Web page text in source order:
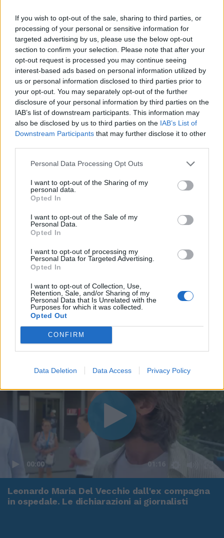
If you wish to opt-out of the sale, sharing to third parties, or
processing of your personal or sensitive information for
targeted advertising by us, please use the below opt-out
section to confirm your selection. Please note that after your
opt-out request is processed you may continue seeing
interest-based ads based on personal information utilized by
us or personal information disclosed to third parties prior to
your opt-out. You may separately opt-out of the further
disclosure of your personal information by third parties on the
IAB’s list of downstream participants. This information may
also be disclosed by us to third parties on the IAB’s List of
Downstream Participants that may further disclose it to other
Personal Data Processing Opt Outs
I want to opt-out of the Sharing of my
personal data.
Opted In
I want to opt-out of the Sale of my
Personal Data.
Opted In
I want to opt-out of processing my
Personal Data for Targeted Advertising.
Opted In
I want to opt-out of Collection, Use,
Retention, Sale, and/or Sharing of my
Personal Data that Is Unrelated with the
Purposes for which it was collected.
Opted Out
CONFIRM
Data Deletion Data Access Privacy Policy
00:00 01:16
Leonardo Maria Del Vecchio dall'ex compagna
in ospedale. Le dichiarazioni ai giornalisti